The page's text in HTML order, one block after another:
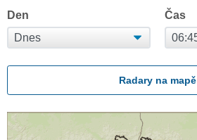
Den Čas
Radary na mapě